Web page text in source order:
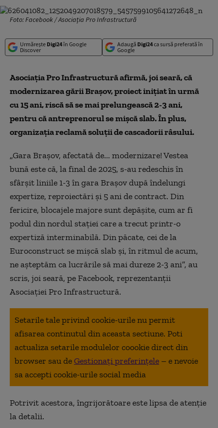
Foto: Facebook / Asociația Pro Infrastructură
Urmărește Digi24în Google
Discover
Adaugă Digi24ca sursă preferată în
Google
Asociaţia Pro Infrastructură afirmă, joi seară, că
modernizarea gării Braşov, proiect iniţiat în urmă
cu 15 ani, riscă să se mai prelungească 2-3 ani,
pentru că antreprenorul se mişcă slab. În plus,
organizaţia reclamă soluţii de cascadorii râsului.
„Gara Braşov, afectată de... modernizare! Vestea
bună este că, la final de 2025, s-au redeschis în
sfârşit liniile 1-3 în gara Braşov după îndelungi
expertize, reproiectări şi 5 ani de contract. Din
fericire, blocajele majore sunt depăşite, cum ar fi
podul din nordul staţiei care a trecut printr-o
expertiză interminabilă. Din păcate, cei de la
Euroconstruct se mişcă slab şi, în ritmul de acum,
ne aşteptăm ca lucrările să mai dureze 2-3 ani”, au
scris, joi seară, pe Facebook, reprezentanţii
Asociaţiei Pro Infrastructură.
Setarile tale privind cookie-urile nu permit
afisarea continutul din aceasta sectiune. Poti
actualiza setarile modulelor coookie direct din
browser sau deGestionați preferințele – e nevoie
sa accepti cookie-urile social media
Potrivit acestora, îngrijorătoare este lipsa de atenție
la detalii.